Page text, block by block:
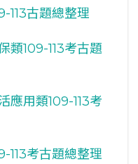
113古題總整理
類109-113考古題
應用類109-113考
113考古題總整理